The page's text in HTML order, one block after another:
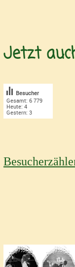
Jetzt
Gesamt: 6 779
Heute: 4
Gestern: 3
Besucher